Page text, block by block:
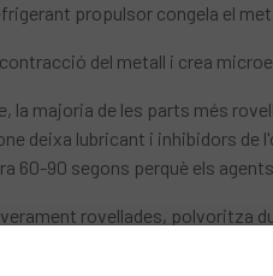
propulsor congela el
del metall i crea
la majoria de les parts més
deixa lubricant i inhibidors
60-90 segons perquè els
rovellades, polvoritza